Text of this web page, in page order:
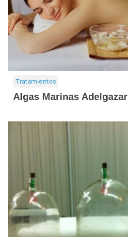
Tratamientos
Algas Marinas Adelgazar